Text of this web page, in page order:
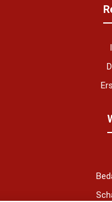
alle verwendeten Cookies und
Notwendig